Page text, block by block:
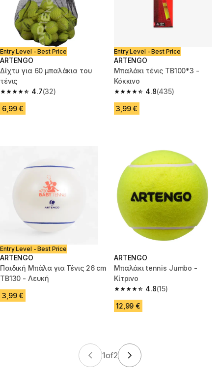
Entry Level - Best Price
ARTENGO
Δίχτυ για 60 μπαλάκια του
τένις
4.7
4.7 out of 5 stars from 32 reviews
(32)
6,99 €
Entry Level - Best Price
ARTENGO
Μπαλάκι τένις TB100*3 -
Κόκκινο
4.8
4.8 out of 5 stars from 435
(435)
3,99 €
Entry Level - Best Price
ARTENGO
Παιδική Μπάλα για Τένις 26 cm
TB130 - Λευκή
3,99 €
ARTENGO
Μπαλάκι tennis Jumbo -
Κίτρινο
4.8
4.8 out of 5 stars from 15
(15)
12,99 €
1of2